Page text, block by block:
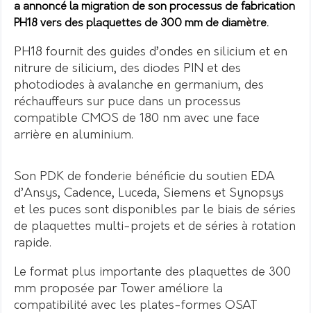
a annoncé la migration de son processus de fabrication
PH18 vers des plaquettes de 300 mm de diamètre.
PH18 fournit des guides d’ondes en silicium et en
nitrure de silicium, des diodes PIN et des
photodiodes à avalanche en germanium, des
réchauffeurs sur puce dans un processus
compatible CMOS de 180 nm avec une face
arrière en aluminium.
Son PDK de fonderie bénéficie du soutien EDA
d’Ansys, Cadence, Luceda, Siemens et Synopsys
et les puces sont disponibles par le biais de séries
de plaquettes multi-projets et de séries à rotation
rapide.
Le format plus importante des plaquettes de 300
mm proposée par Tower améliore la
compatibilité avec les plates-formes OSAT